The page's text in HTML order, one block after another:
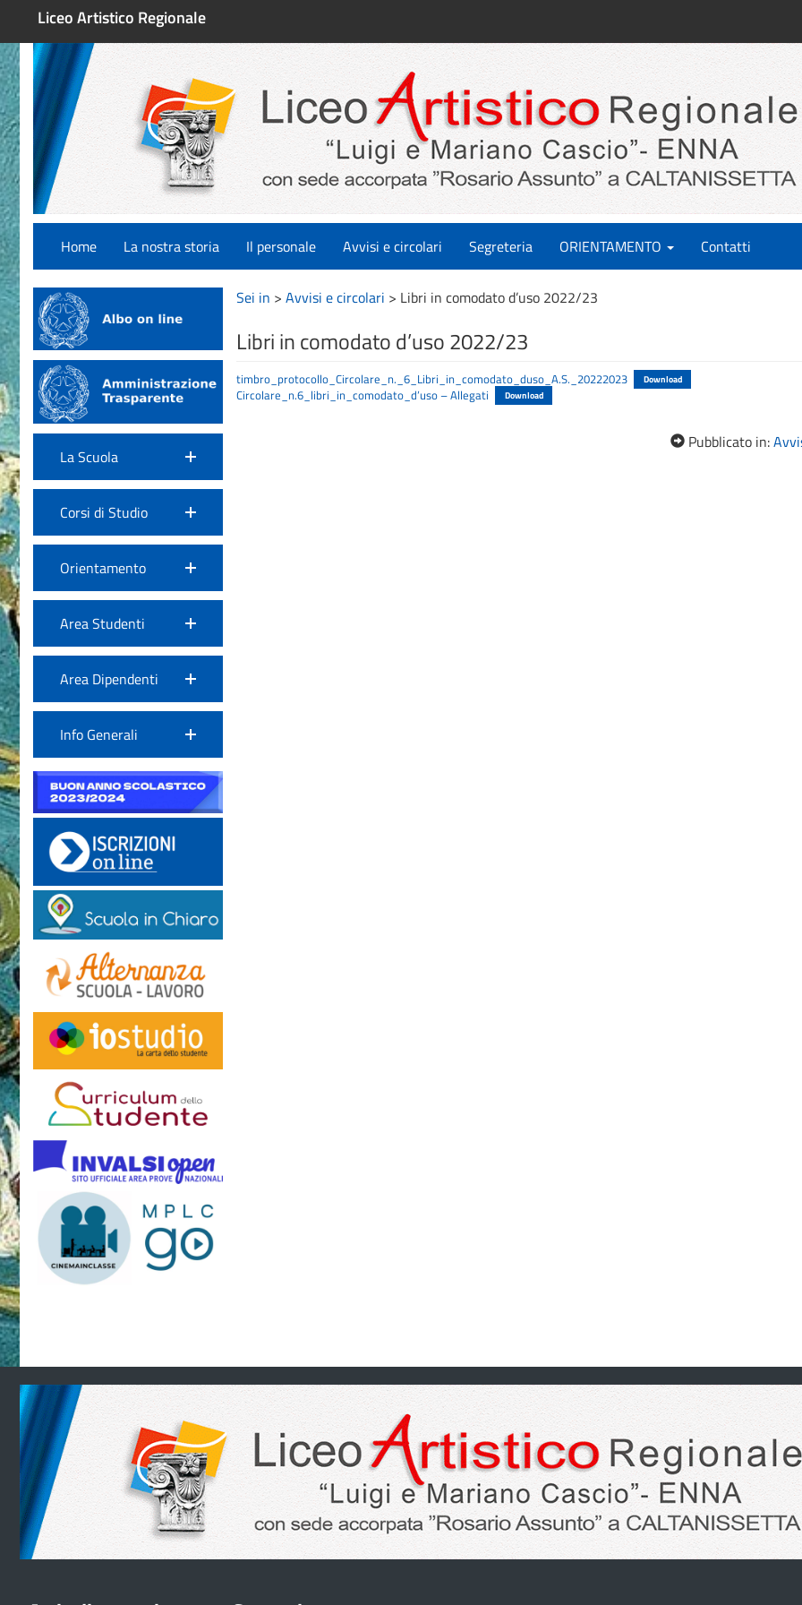
Liceo Artistico Regionale
Home La nostra storia Il personale Avvisi e circolari Segreteria ORIENTAMENTO Contatti
La Scuola
Corsi di Studio
Orientamento
Area Studenti
Area Dipendenti
Info Generali
Sei in > Avvisi e circolari > Libri in comodato d’uso 2022/23
Libri in comodato d’uso 2022/23
timbro_protocollo_Circolare_n._6_Libri_in_comodato_duso_A.S._20222023 Download
Circolare_n.6_libri_in_comodato_d’uso – Allegati Download
Pubblicato in: